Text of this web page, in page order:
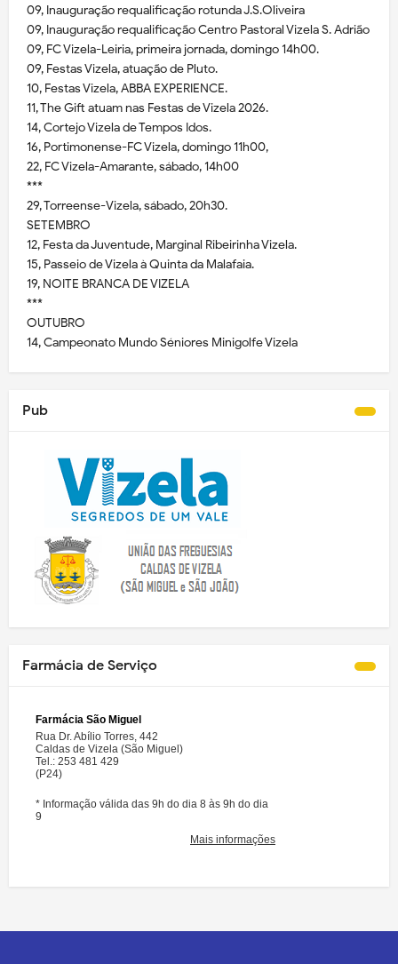
09, Inauguração requalificação rotunda J.S.Oliveira
09, Inauguração requalificação Centro Pastoral Vizela S. Adrião
09, FC Vizela-Leiria, primeira jornada, domingo 14h00.
09, Festas Vizela, atuação de Pluto.
10, Festas Vizela, ABBA EXPERIENCE.
11, The Gift atuam nas Festas de Vizela 2026.
14, Cortejo Vizela de Tempos Idos.
16, Portimonense-FC Vizela, domingo 11h00,
22, FC Vizela-Amarante, sábado, 14h00
***
29, Torreense-Vizela, sábado, 20h30.
SETEMBRO
12, Festa da Juventude, Marginal Ribeirinha Vizela.
15, Passeio de Vizela à Quinta da Malafaia.
19, NOITE BRANCA DE VIZELA
***
OUTUBRO
14, Campeonato Mundo Séniores Minigolfe Vizela
Pub
Farmácia de Serviço